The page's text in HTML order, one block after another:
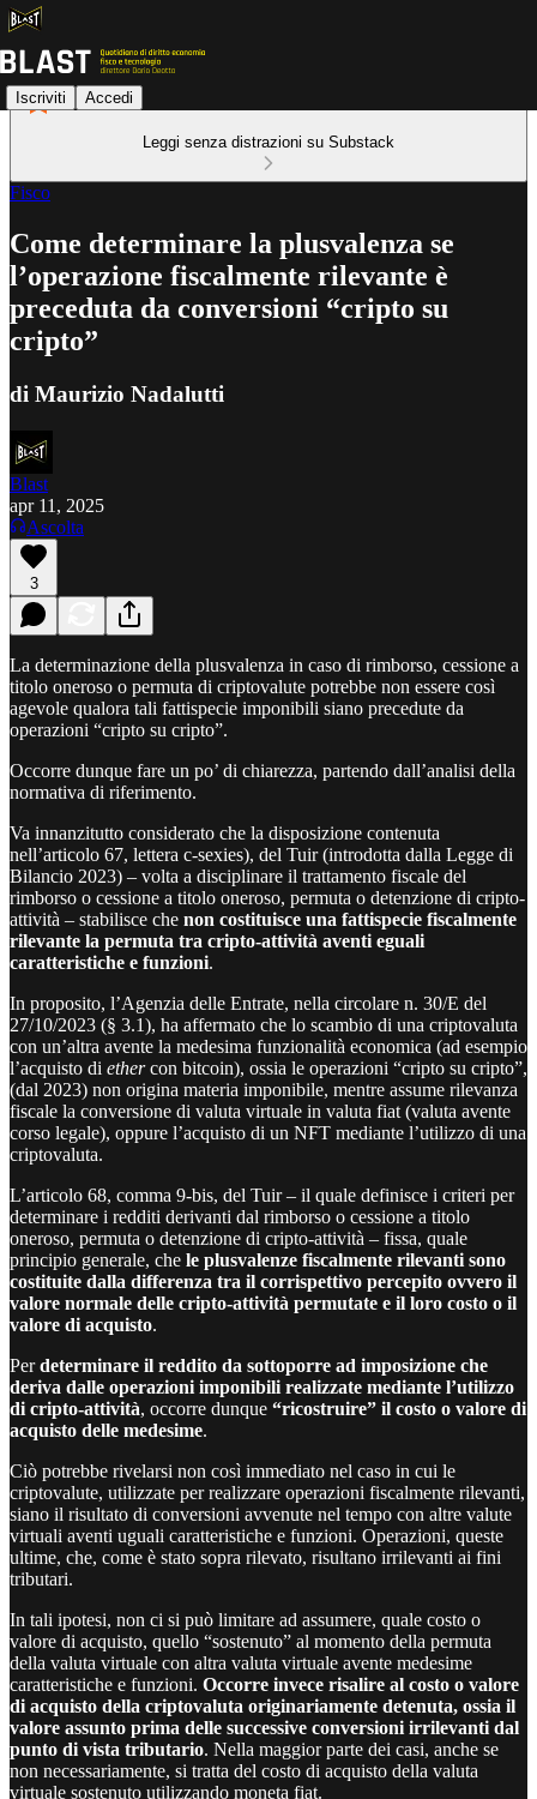
Iscriviti Accedi
Leggi senza distrazioni su Substack
Fisco
Come determinare la plusvalenza se
l’operazione fiscalmente rilevante è
preceduta da conversioni “cripto su
cripto”
di Maurizio Nadalutti
Blast
apr 11, 2025
Ascolta
3
La determinazione della plusvalenza in caso di rimborso, cessione a
titolo oneroso o permuta di criptovalute potrebbe non essere così
agevole qualora tali fattispecie imponibili siano precedute da
operazioni “cripto su cripto”.
Occorre dunque fare un po’ di chiarezza, partendo dall’analisi della
normativa di riferimento.
Va innanzitutto considerato che la disposizione contenuta
nell’articolo 67, lettera c-sexies), del Tuir (introdotta dalla Legge di
Bilancio 2023) – volta a disciplinare il trattamento fiscale del
rimborso o cessione a titolo oneroso, permuta o detenzione di cripto-
attività – stabilisce che non costituisce una fattispecie fiscalmente
rilevante la permuta tra cripto-attività aventi eguali
caratteristiche e funzioni.
In proposito, l’Agenzia delle Entrate, nella circolare n. 30/E del
27/10/2023 (§ 3.1), ha affermato che lo scambio di una criptovaluta
con un’altra avente la medesima funzionalità economica (ad esempio
l’acquisto di ethercon bitcoin), ossia le operazioni “cripto su cripto”,
(dal 2023) non origina materia imponibile, mentre assume rilevanza
fiscale la conversione di valuta virtuale in valuta fiat (valuta avente
corso legale), oppure l’acquisto di un NFT mediante l’utilizzo di una
criptovaluta.
L’articolo 68, comma 9-bis, del Tuir – il quale definisce i criteri per
determinare i redditi derivanti dal rimborso o cessione a titolo
oneroso, permuta o detenzione di cripto-attività – fissa, quale
principio generale, che le plusvalenze fiscalmente rilevanti sono
costituite dalla differenza tra il corrispettivo percepito ovvero il
valore normale delle cripto-attività permutate e il loro costo o il
valore di acquisto.
Perdeterminare il reddito da sottoporre ad imposizione che
deriva dalle operazioni imponibili realizzate mediante l’utilizzo
di cripto-attività, occorre dunque “ricostruire” il costo o valore di
acquisto delle medesime.
Ciò potrebbe rivelarsi non così immediato nel caso in cui le
criptovalute, utilizzate per realizzare operazioni fiscalmente rilevanti,
siano il risultato di conversioni avvenute nel tempo con altre valute
virtuali aventi uguali caratteristiche e funzioni. Operazioni, queste
ultime, che, come è stato sopra rilevato, risultano irrilevanti ai fini
tributari.
In tali ipotesi, non ci si può limitare ad assumere, quale costo o
valore di acquisto, quello “sostenuto” al momento della permuta
della valuta virtuale con altra valuta virtuale avente medesime
caratteristiche e funzioni. Occorre invece risalire al costo o valore
di acquisto della criptovaluta originariamente detenuta, ossia il
valore assunto prima delle successive conversioni irrilevanti dal
punto di vista tributario. Nella maggior parte dei casi, anche se
non necessariamente, si tratta del costo di acquisto della valuta
virtuale sostenuto utilizzando moneta fiat.